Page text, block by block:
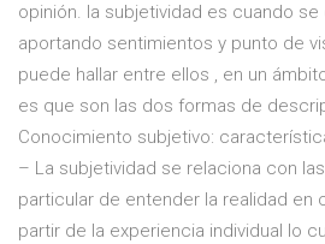
opinión. la subjetividad es cuando
aportando sentimientos y punto de
puede hallar entre ellos , en un
es que son las dos formas de
Conocimiento subjetivo:
– La subjetividad se relaciona con
particular de entender la realidad en
partir de la experiencia individual lo